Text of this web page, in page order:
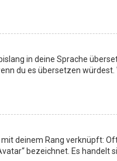
in deine Sprache
du es übersetzen
deinem Rang verknüpft:
bezeichnet. Es handelt